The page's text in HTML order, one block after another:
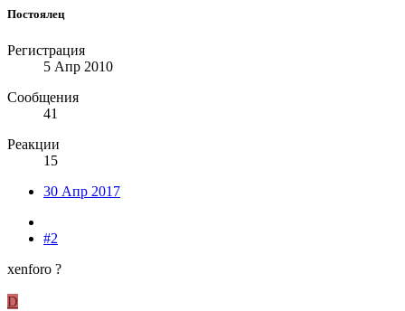
Постоялец
Регистрация
5 Апр 2010
Сообщения
41
Реакции
15
30 Апр 2017
#2
xenforo ?
D